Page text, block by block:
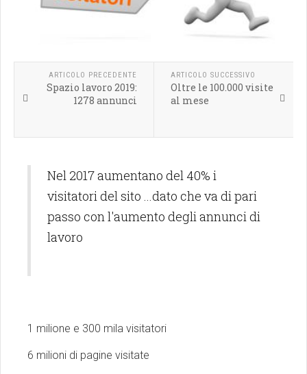
ARTICOLO PRECEDENTE
Spazio lavoro 2019:
1278 annunci
ARTICOLO SUCCESSIVO
Oltre le 100.000 visite
al mese
Nel 2017 aumentano del 40% i
visitatori del sito ...dato che va di pari
passo con l'aumento degli annunci di
lavoro
1 milione e 300 mila visitatori
6 milioni di pagine visitate